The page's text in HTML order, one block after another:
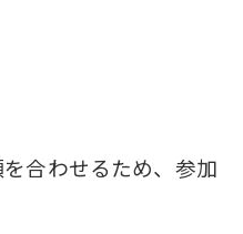
合わせるため、参加